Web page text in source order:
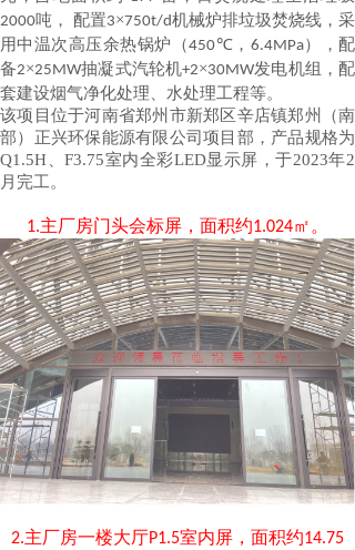
2000吨， 配置3×750t/d机械炉排垃圾焚烧线，采
用中温次高压余热锅炉（450℃， 6.4MPa），配
备2×25MW抽凝式汽轮机+2×30MW发电机组，配
套建设烟气净化处理、水处理工程等。
该项目位于河南省郑州市新郑区辛店镇郑州（南
部）正兴环保能源有限公司项目部，产品规格为
Q1.5H、F3.75室内全彩LED显示屏，于2023年2
月完工。
1.主厂房门头会标屏，面积约1.024㎡。
2.主厂房一楼大厅P1.5室内屏，面积约14.75